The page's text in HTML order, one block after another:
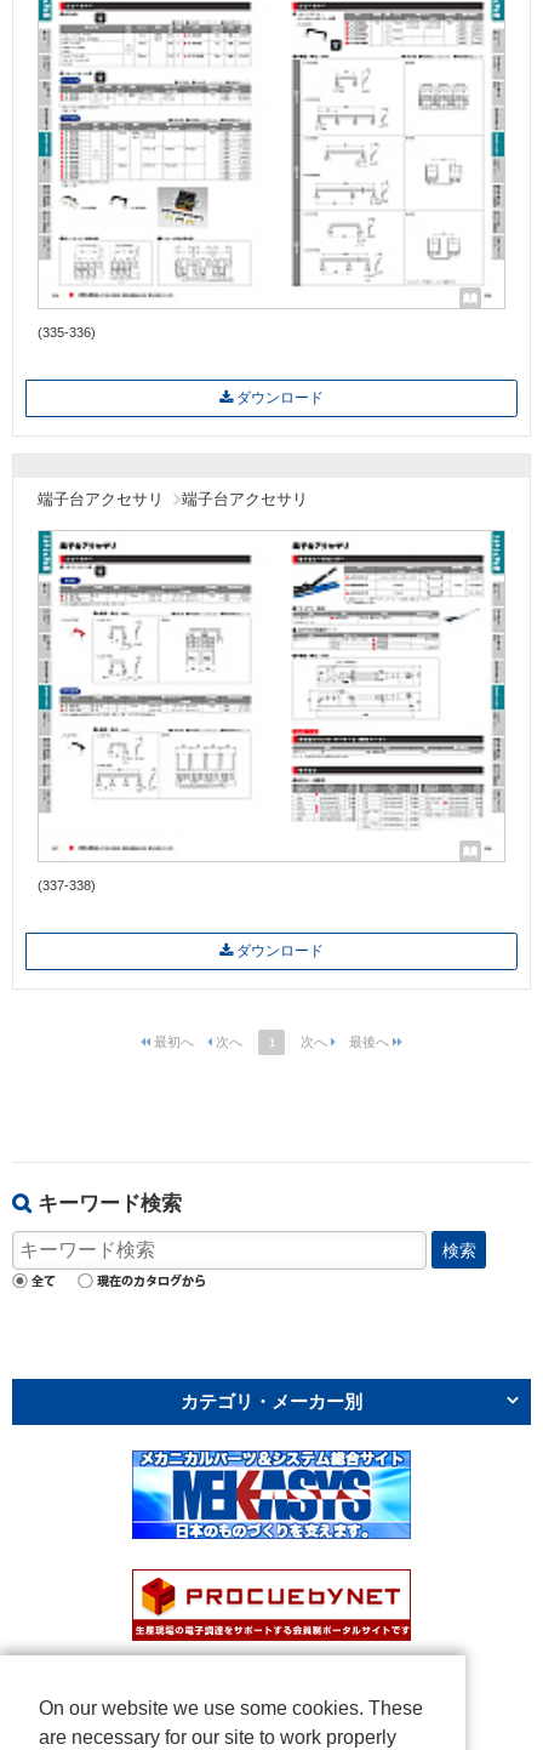
(335-336)
ダウンロード
端子台アクセサリ 端子台アクセサリ
(337-338)
ダウンロード
1
キーワード検索
検索
カテゴリ・メーカー別
On our website we use some cookies. These
are necessary for our site to work properly